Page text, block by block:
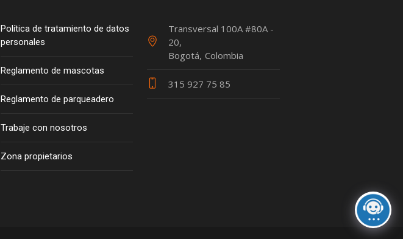
Política de tratamiento de datos
personales
Reglamento de mascotas
Reglamento de parqueadero
Trabaje con nosotros
Zona propietarios
Transversal 100A #80A -
20
Bogotá Colombia
315 927 75 85